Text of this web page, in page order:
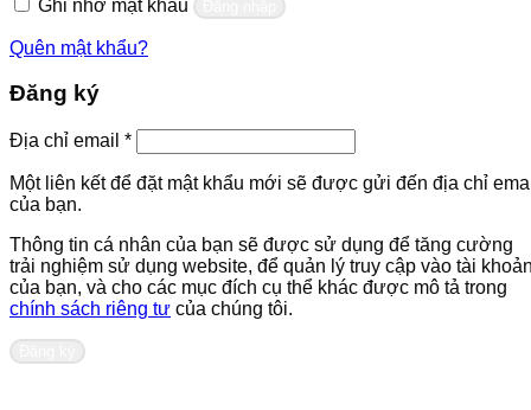
Ghi nhớ mật khẩu
Quên mật khẩu?
Đăng ký
Địa chỉ email *Bắt
buộc
Một liên kết để đặt mật khẩu mới sẽ được gửi đến địa chỉ
của bạn.
Thông tin cá nhân của bạn sẽ được sử dụng để tăng cường
trải nghiệm sử dụng website, để quản lý truy cập vào tài
của bạn, và cho các mục đích cụ thể khác được mô tả trong
chính sách riêng tư của chúng tôi.